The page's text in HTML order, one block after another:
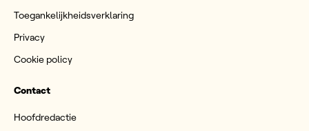
Toegankelijkheidsverklaring
Privacy
Cookie policy
Contact
Hoofdredactie